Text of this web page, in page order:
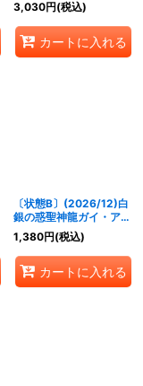
SEC】{BS75-X07}
《多》
3,030円(税込)
カートに入れる
〔状態B〕(2026/12)白
銀の惑聖神龍ガイ・アス
ラ【AX】{BS75-AX01}
《白》
1,380円(税込)
カートに入れる